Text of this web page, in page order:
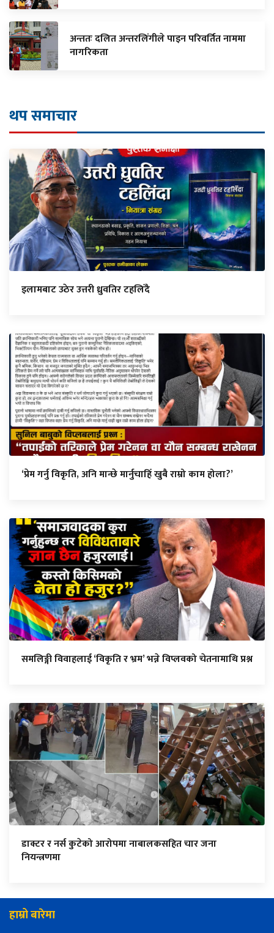
अन्ततः दलित अन्तरलिंगीले पाइन परिवर्तित नाममा
नागरिकता
थप समाचार
इलामबाट उठेर उत्तरी ध्रुवतिर टहलिँदै
‘प्रेम गर्नु विकृति, अनि मान्छे मार्नुचाहिँ खुबै राम्रो काम होला?’
समलिङ्गी विवाहलाई ‘विकृति र भ्रम’ भन्ने विप्लवको चेतनामाथि प्रश्न
डाक्टर र नर्स कुटेको आरोपमा नाबालकसहित चार जना
नियन्त्रणमा
हाम्रो बारेमा